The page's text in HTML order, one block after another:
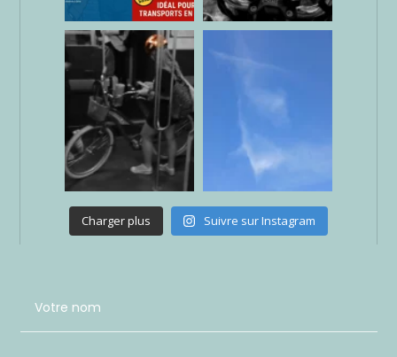
Charger plus Suivre sur Instagram